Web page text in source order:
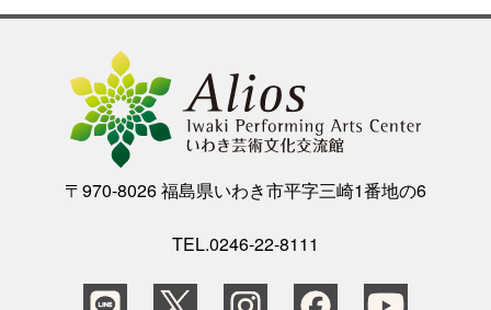
〒970-8026 福島県いわき市平字三崎1番地の6
TEL.0246-22-8111